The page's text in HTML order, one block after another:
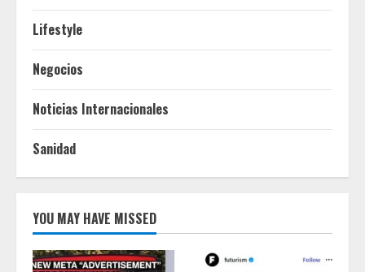
Lifestyle
Negocios
Noticias Internacionales
Sanidad
YOU MAY HAVE MISSED